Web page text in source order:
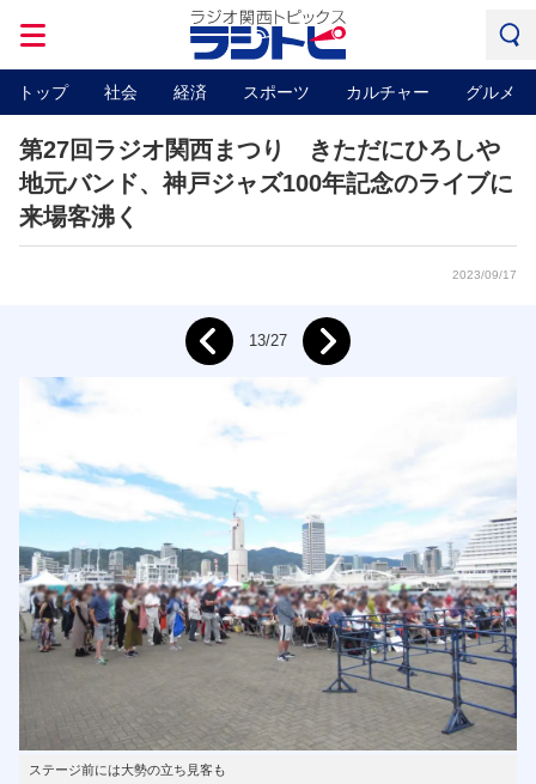
トップ 社会 経済 スポーツ カルチャー グルメ
第27回ラジオ関西まつり きただにひろしや
地元バンド、神戸ジャズ100年記念のライブに
来場客沸く
2023/09/17
ステージ前には大勢の立ち見客も
Prev 13/27 Next